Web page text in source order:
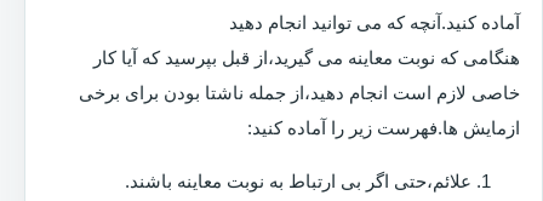
آماده کنید.آنچه که می توانید انجام دهید
هنگامی که نوبت معاینه می گیرید،از قبل بپرسید که آیا کار
خاصی لازم است انجام دهید،از جمله ناشتا بودن برای برخی
ازمایش ها.فهرست زیر را آماده کنید:
علائم،حتی اگر بی ارتباط به نوبت معاینه باشند.